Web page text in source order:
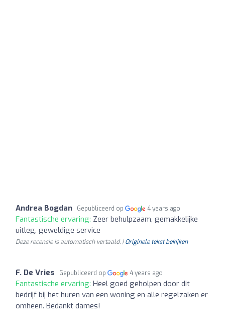
Andrea Bogdan Gepubliceerd op 4 years ago
Fantastische ervaring: Zeer behulpzaam, gemakkelijke
uitleg, geweldige service
Deze recensie is automatisch vertaald. |Originele tekst bekijken
F. De Vries Gepubliceerd op 4 years ago
Fantastische ervaring: Heel goed geholpen door dit
bedrijf bij het huren van een woning en alle regelzaken er
omheen. Bedankt dames!